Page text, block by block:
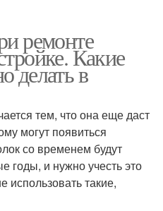
ремонте
Какие
делать в
тем, что она еще даст
могут появиться
со временем будут
годы, и нужно учесть это
использовать такие,